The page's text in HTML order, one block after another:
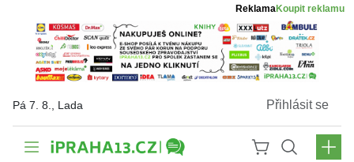
ReklamaKoupit reklamu
Pá 7. 8., Lada Přihlásit se